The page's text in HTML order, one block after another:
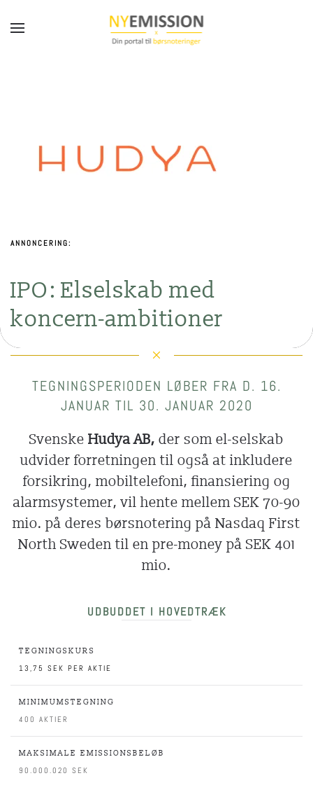
Gå til hovedindhold
ANNONCERING:
IPO: Elselskab med
koncern-ambitioner
TEGNINGSPERIODEN LØBER FRA D. 16.
JANUAR TIL 30. JANUAR 2020
Svenske Hudya AB, der som el-selskab
udvider forretningen til også at inkludere
forsikring, mobiltelefoni, finansiering og
alarmsystemer, vil hente mellem SEK 70-90
mio. på deres børsnotering på Nasdaq First
North Sweden til en pre-money på SEK 401
mio.
UDBUDDET I HOVEDTRÆK
TEGNINGSKURS
13,75 SEK PER AKTIE
MINIMUMSTEGNING
400 AKTIER
MAKSIMALE EMISSIONSBELØB
90.000.020 SEK